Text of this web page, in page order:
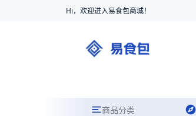
Hi，欢迎进入易食包商城！
商品分类